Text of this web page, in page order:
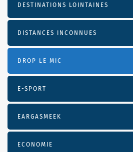
DESTINATIONS LOINTAINES
DISTANCES INCONNUES
DROP LE MIC
E-SPORT
EARGASMEEK
ECONOMIE